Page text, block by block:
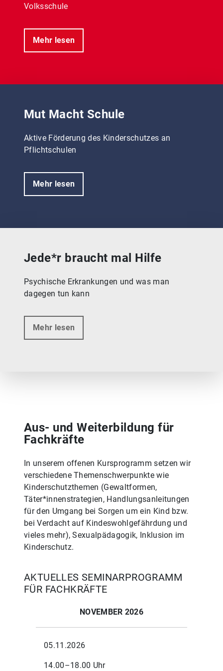
Volksschule
Mehr lesen
Mut Macht Schule
Aktive Förderung des Kinderschutzes an
Pflichtschulen
Mehr lesen
Jede*r braucht mal Hilfe
Psychische Erkrankungen und was man
dagegen tun kann
Mehr lesen
Aus- und Weiterbildung für
Fachkräfte
In unserem offenen Kursprogramm setzen wir
verschiedene Themenschwerpunkte wie
Kinderschutzthemen (Gewaltformen,
Täter*innenstrategien, Handlungsanleitungen
für den Umgang bei Sorgen um ein Kind bzw.
bei Verdacht auf Kindeswohlgefährdung und
vieles mehr), Sexualpädagogik, Inklusion im
Kinderschutz.
AKTUELLES SEMINARPROGRAMM
FÜR FACHKRÄFTE
NOVEMBER 2026
05.11.2026
14.00–18.00 Uhr